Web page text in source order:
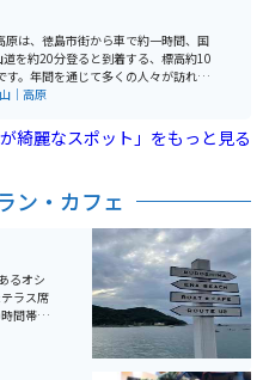
海洋公園は和歌山県立自然公園とし
り、自然の美しさを保護しながら多く
公園内には87台の駐車ス
公園では、地元の海産物を使った食
き、あかもく丼やしらす丼、えびカ
ろにあるので、アクセスは良好です。
原は、徳島市街から車で約一時間、国
を約20分登ると到着する、標高約10
す。年間を通じて多くの人々が訪れ
景を満喫できるスポットです。 大川
紀伊水道を見渡すことができます。ま
や生活環境保全林、約5haのアワミツ
は高原を青く染めます。また、昭和3
されています。大川原高原一帯は希少
る森林地帯を有しており、自然溢れる
ています。
｜高原
が綺麗なスポット」をもっと見る
ン・カフェ
るオシ
ラス席
間帯は
ク、ス
です。